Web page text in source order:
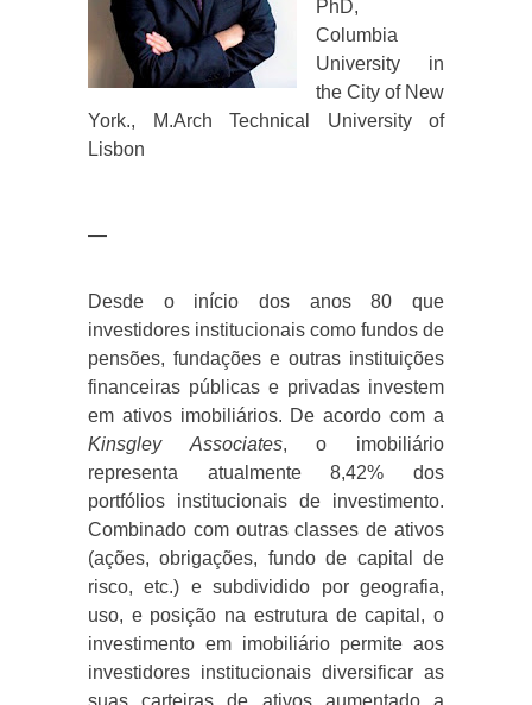
PhD,
Columbia
University in
the City of New
York., M.Arch Technical University of
Lisbon
—
Desde o início dos anos 80 que
investidores institucionais como fundos de
pensões, fundações e outras instituições
financeiras públicas e privadas investem
em ativos imobiliários. De acordo com a
Kinsgley Associates, o imobiliário
representa atualmente 8,42% dos
portfólios institucionais de investimento.
Combinado com outras classes de ativos
(ações, obrigações, fundo de capital de
risco, etc.) e subdividido por geografia,
uso, e posição na estrutura de capital, o
investimento em imobiliário permite aos
investidores institucionais diversificar as
suas carteiras de ativos aumentado a